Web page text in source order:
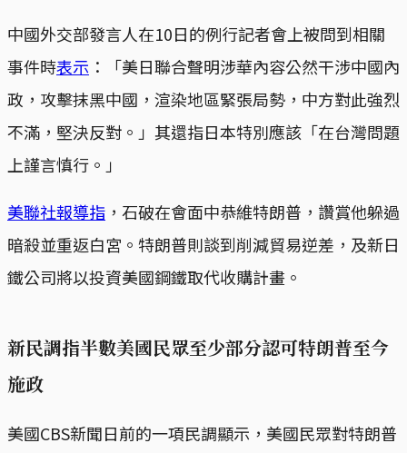
中國外交部發言人在10日的例行記者會上被問到相關
事件時表示 ：「美日聯合聲明涉華內容公然干涉中國內
政，攻擊抹黑中國，渲染地區緊張局勢，中方對此強烈
不滿，堅決反對。」其還指日本特別應該「在台灣問題
上謹言慎行。」
美聯社報導指 ，石破在會面中恭維特朗普，讚賞他躲過
暗殺並重返白宮。特朗普則談到削減貿易逆差，及新日
鐵公司將以投資美國鋼鐵取代收購計畫。
新民調指半數美國民眾至少部分認可特朗普至今
施政
美國CBS新聞日前的一項民調顯示，美國民眾對特朗普